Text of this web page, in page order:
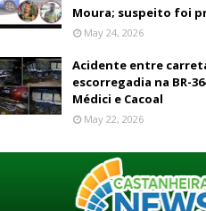
Moura; suspeito foi
May 24, 2026
Acidente entre
escorregadia na BR-
Médici e Cacoal
May 22, 2026